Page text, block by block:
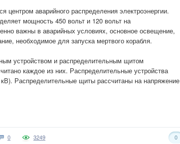
аварийного распределения электроэнергии.
мощность 450 вольт и 120 вольт на
важны в аварийных условиях, основное освещение,
необходимое для запуска мертвого корабля.
устройством и распределительным щитом
каждое из них. Распределительные устройства
Распределительные щиты рассчитаны на напряжение
0 0
3249